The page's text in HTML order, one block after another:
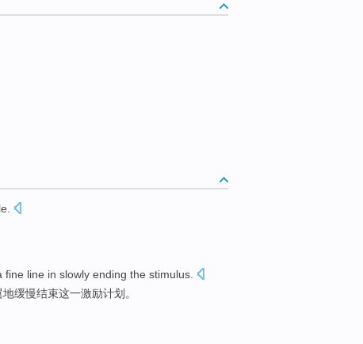
fine line in slowly ending the stimulus
地缓慢结束这一激励计划。